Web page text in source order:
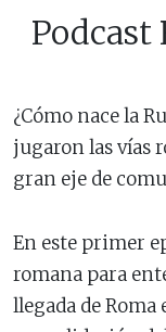
Podcast
¿Cómo nace la
jugaron las vías
gran eje de
En este primer
romana para
llegada de Roma